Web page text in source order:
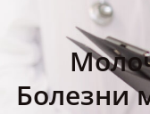
Болезни